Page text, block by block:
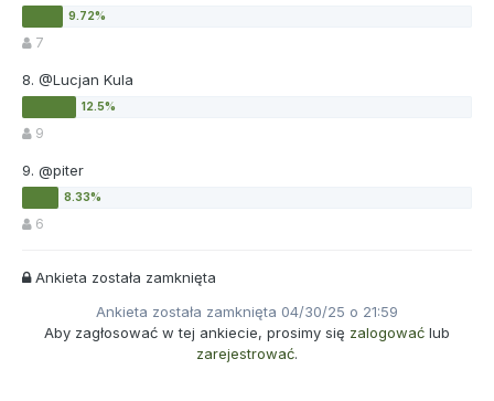
7
8. @Lucjan Kula
9
9. @piter
6
Ankieta została zamknięta
Aby zagłosować w tej ankiecie, prosimy się zalogować lub
zarejestrować.
Ankieta została zamknięta 04/30/25 o 21:59